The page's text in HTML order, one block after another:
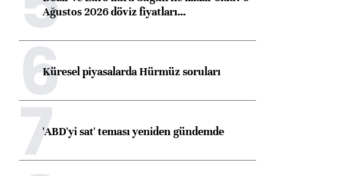
Ağustos 2026 döviz fiyatları…
6Küresel piyasalarda Hürmüz soruları
7'ABD'yi sat' teması yeniden gündemde